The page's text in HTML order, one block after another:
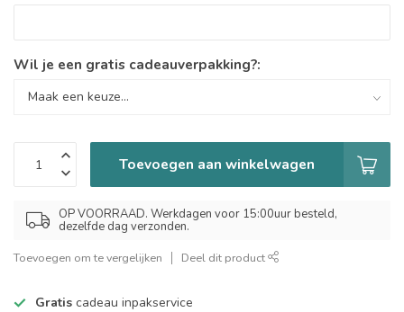
Wil je een gratis cadeauverpakking?:
Toevoegen aan winkelwagen
OP VOORRAAD. Werkdagen voor 15:00uur besteld,
dezelfde dag verzonden.
Toevoegen om te vergelijken Deel dit product
Gratis cadeau inpakservice